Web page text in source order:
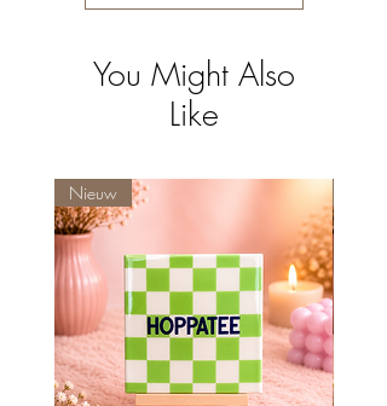
You Might Also
Like
Nieuw